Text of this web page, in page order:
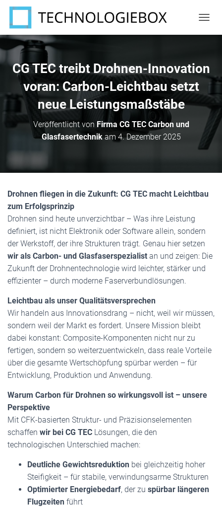
A
A
M
E
CG TEC treibt Drohnen-Innovation
voran: Carbon-Leichtbau setzt
neue Leistungsmaßstäbe
Veröffentlicht von Firma CG TEC Carbon und
Glasfasertechnikam 4. Dezember 2025
Drohnen fliegen in die Zukunft: CG TEC macht Leichtbau
zum Erfolgsprinzip
Drohnen sind heute unverzichtbar – Was ihre Leistung
definiert, ist nicht Elektronik oder Software allein, sondern
der Werkstoff, der ihre Strukturen trägt. Genau hier setzen
wir als Carbon- und Glasfaserspezialist an und zeigen: Die
Zukunft der Drohnentechnologie wird leichter, stärker und
effizienter – durch moderne Faserverbundlösungen.
Leichtbau als unser Qualitätsversprechen
Wir handeln aus Innovationsdrang – nicht, weil wir müssen,
sondern weil der Markt es fordert. Unsere Mission bleibt
dabei konstant: Composite-Komponenten nicht nur zu
fertigen, sondern so weiterzuentwickeln, dass reale Vorteile
über die gesamte Wertschöpfung spürbar werden – für
Entwicklung, Produktion und Anwendung.
Warum Carbon für Drohnen so wirkungsvoll ist – unsere
Perspektive
Mit CFK-basierten Struktur- und Präzisionselementen
schaffen wir bei CG TEC Lösungen, die den
technologischen Unterschied machen:
Deutliche Gewichtsreduktion bei gleichzeitig hoher
Steifigkeit – für stabile, verwindungsarme Strukturen
Optimierter Energiebedarf, der zu spürbar längeren
Flugzeiten führt